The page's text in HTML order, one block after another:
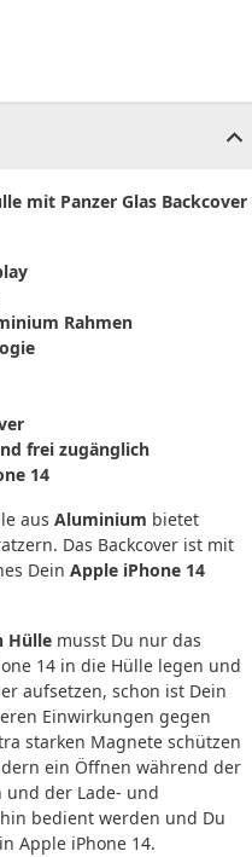
mit Panzer Glas Backcover
Rahmen
frei zugänglich
14
aus Aluminium bietet
Das Backcover ist mit
Dein Apple iPhone 14
Hülle musst Du nur das
14 in die Hülle legen und
aufsetzen, schon ist Dein
Einwirkungen gegen
starken Magnete schützen
ein Öffnen während der
und der Lade- und
bedient werden und Du
Apple iPhone 14.